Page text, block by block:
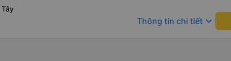
Tây
hơn, tôi góp ý nhà xe nên
lặng (tắt âm thanh điện
Thông tin chi tiết keyboard_arrow_down